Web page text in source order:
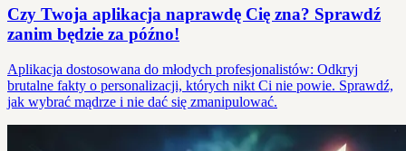
Czy Twoja aplikacja naprawdę Cię zna? Sprawdź
zanim będzie za późno!
Aplikacja dostosowana do młodych profesjonalistów: Odkryj
brutalne fakty o personalizacji, których nikt Ci nie powie. Sprawdź,
jak wybrać mądrze i nie dać się zmanipulować.